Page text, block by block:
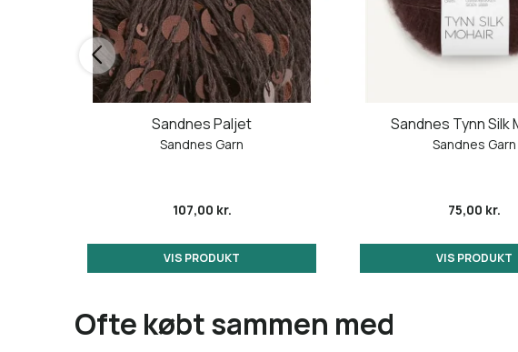
Sandnes Paljet
Sandnes Garn
107,00 kr.
VIS PRODUKT
Sandnes Tynn Silk
Sandnes Garn
75,00 kr.
VIS PRODUKT
Ofte købt sammen med